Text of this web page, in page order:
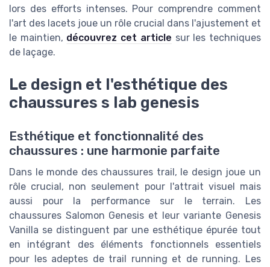
lors des efforts intenses. Pour comprendre comment
l'art des lacets joue un rôle crucial dans l'ajustement et
le maintien, découvrez cet article sur les techniques
de laçage.
Le design et l'esthétique des
chaussures s lab genesis
Esthétique et fonctionnalité des
chaussures : une harmonie parfaite
Dans le monde des chaussures trail, le design joue un
rôle crucial, non seulement pour l'attrait visuel mais
aussi pour la performance sur le terrain. Les
chaussures Salomon Genesis et leur variante Genesis
Vanilla se distinguent par une esthétique épurée tout
en intégrant des éléments fonctionnels essentiels
pour les adeptes de trail running et de running. Les